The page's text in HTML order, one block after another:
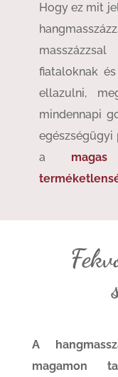
Hogy ez mit
fiataloknak
ellazulni,
mindennapi
a
A
magamon